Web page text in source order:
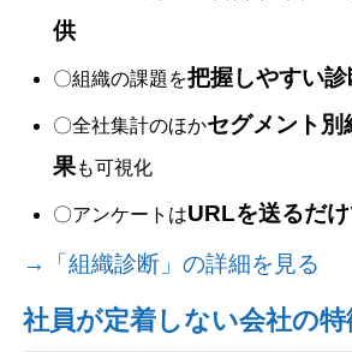
供
〇組織の課題を把握しやすい診
〇全社集計のほかセグメント別
果も可視化
〇アンケートはURLを送るだ
→「組織診断」の詳細を見る
社員が定着しない会社の